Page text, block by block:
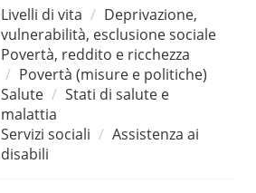
Livelli di vita
Deprivazione,
vulnerabilità, esclusione sociale
Povertà, reddito e ricchezza
Povertà (misure e politiche)
Salute
Stati di salute e
malattia
Servizi sociali
Assistenza ai
disabili